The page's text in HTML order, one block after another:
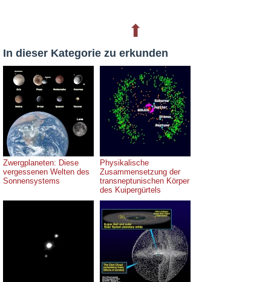
⬆
In dieser Kategorie zu erkunden
Zwergplaneten: Diese
vergessenen Welten des
Sonnensystems
Physikalische
Zusammensetzung der
transneptunischen Körper
des Kuipergürtels